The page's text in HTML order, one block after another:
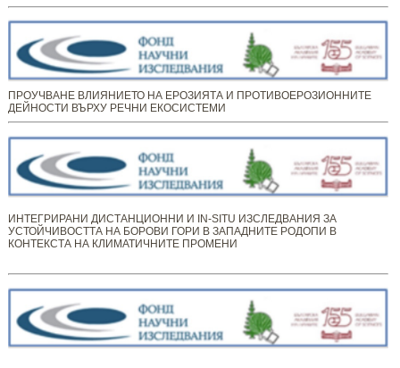
ПРОУЧВАНЕ ВЛИЯНИЕТО НА ЕРОЗИЯТА И ПРОТИВОЕРОЗИОННИТЕ
ДЕЙНОСТИ ВЪРХУ РЕЧНИ ЕКОСИСТЕМИ
ИНТЕГРИРАНИ ДИСТАНЦИОННИ И IN-SITU ИЗСЛЕДВАНИЯ ЗА
УСТОЙЧИВОСТТА НА БОРОВИ ГОРИ В ЗАПАДНИТЕ РОДОПИ В
КОНТЕКСТА НА КЛИМАТИЧНИТЕ ПРОМЕНИ